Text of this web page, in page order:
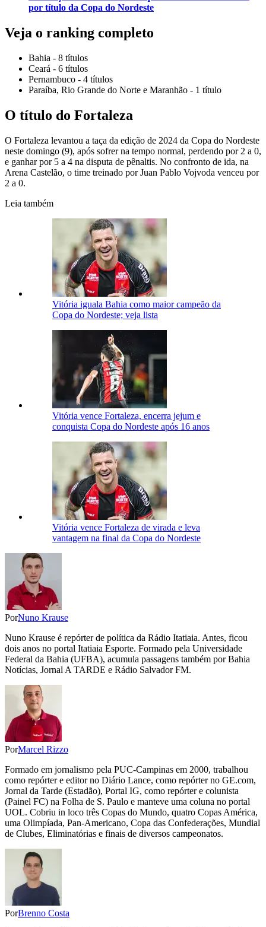
por título da Copa do Nordeste
Veja o ranking completo
Bahia - 8 títulos
Ceará - 6 títulos
Pernambuco - 4 títulos
Paraíba, Rio Grande do Norte e Maranhão - 1 título
O título do Fortaleza
O Fortaleza levantou a taça da edição de 2024 da Copa do Nordeste
neste domingo (9), após sofrer na tempo normal, perdendo por 2 a 0,
e ganhar por 5 a 4 na disputa de pênaltis. No confronto de ida, na
Arena Castelão, o time treinado por Juan Pablo Vojvoda venceu por
2 a 0.
Leia também
Vitória iguala Bahia como maior campeão da
Copa do Nordeste; veja lista
Vitória vence Fortaleza, encerra jejum e
conquista Copa do Nordeste após 16 anos
Vitória vence Fortaleza de virada e leva
vantagem na final da Copa do Nordeste
PorNuno Krause
Nuno Krause é repórter de política da Rádio Itatiaia. Antes, ficou
dois anos no portal Itatiaia Esporte. Formado pela Universidade
Federal da Bahia (UFBA), acumula passagens também por Bahia
Notícias, Jornal A TARDE e Rádio Salvador FM.
PorMarcel Rizzo
Formado em jornalismo pela PUC-Campinas em 2000, trabalhou
como repórter e editor no Diário Lance, como repórter no GE.com,
Jornal da Tarde (Estadão), Portal IG, como repórter e colunista
(Painel FC) na Folha de S. Paulo e manteve uma coluna no portal
UOL. Cobriu in loco três Copas do Mundo, quatro Copas América,
uma Olimpíada, Pan-Americano, Copa das Confederações, Mundial
de Clubes, Eliminatórias e finais de diversos campeonatos.
PorBrenno Costa